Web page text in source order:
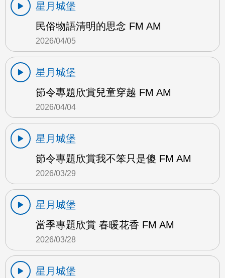
星月城堡
民俗物語清明的思念 FM AM
2026/04/05
星月城堡
節令專題欣賞兒童穿越 FM AM
2026/04/04
星月城堡
節令專題欣賞我不笨只是傻 FM AM
2026/03/29
星月城堡
當季專題欣賞 春暖花香 FM AM
2026/03/28
星月城堡